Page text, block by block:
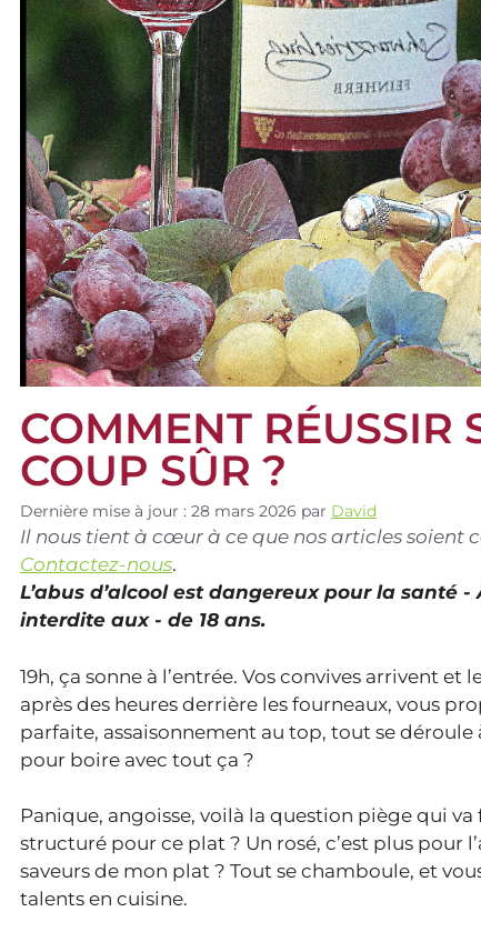
COMMENT RÉUSSIR
COUP SÛR ?
Dernière mise à jour : 28 mars 2026 par David
Il nous tient à cœur à ce que nos articles soient
Contactez-nous.
L’abus d’alcool est dangereux pour la santé
interdite aux - de 18 ans.
19h, ça sonne à l’entrée. Vos convives arrivent
après des heures derrière les fourneaux, vous
parfaite, assaisonnement au top, tout se
pour boire avec tout ça ?
Panique, angoisse, voilà la question piège qui
structuré pour ce plat ? Un rosé, c’est plus pour
saveurs de mon plat ? Tout se chamboule, et
talents en cuisine.